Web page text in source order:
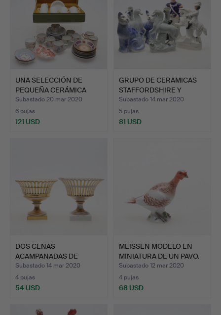
UNA SELECCIÓN DE
PEQUEÑA CERÁMICA
DECORATI…
Subastado 20 mar 2020
6 pujas
121 USD
GRUPO DE CERAMICAS
STAFFORDSHIRE Y
SIMILAR…
Subastado 14 mar 2020
5 pujas
81 USD
DOS CENAS
ACAMPANADAS DE
PORCELANA BLANCA …
Subastado 14 mar 2020
4 pujas
54 USD
MEISSEN MODELO EN
MINIATURA DE UN PAVO.
Subastado 12 mar 2020
4 pujas
68 USD